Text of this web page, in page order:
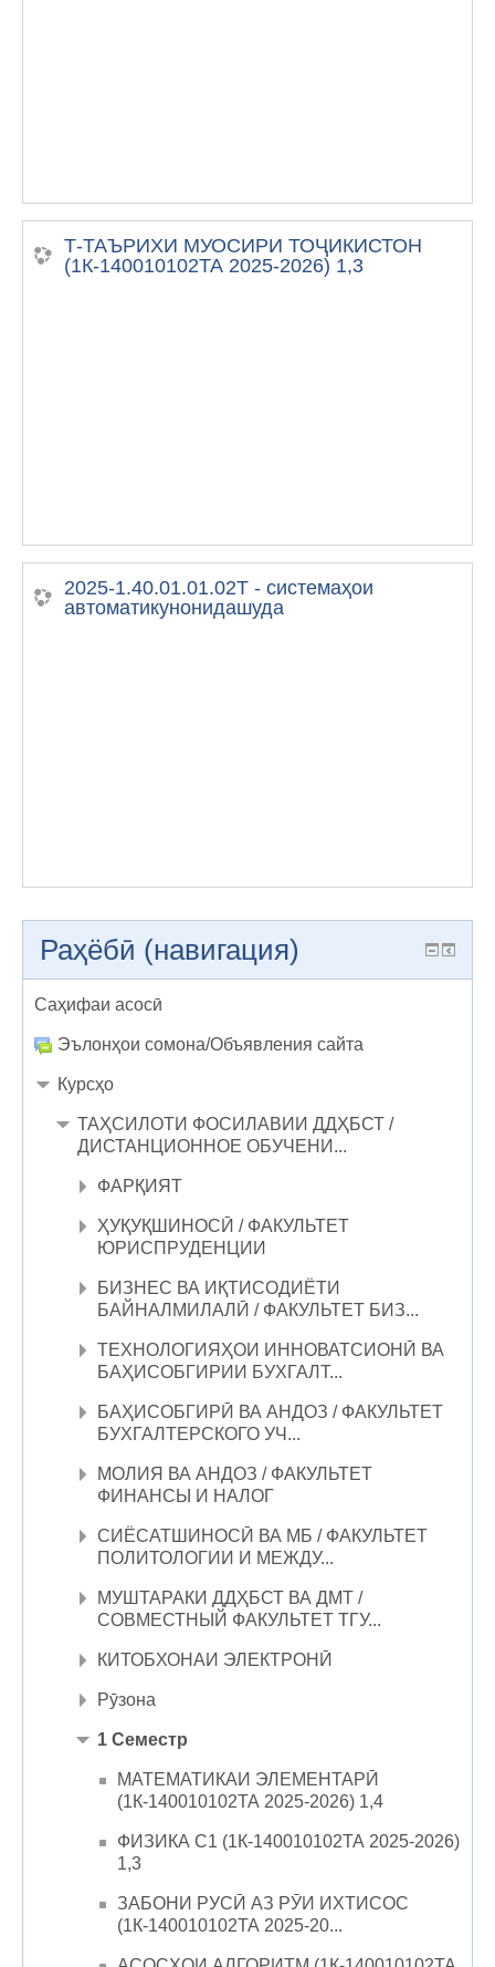
Т-ТАЪРИХИ МУОСИРИ ТОҶИКИСТОН
(1К-140010102ТА 2025-2026) 1,3
2025-1.40.01.01.02Т - системаҳои
автоматикунонидашуда
Раҳёбӣ (навигация)
Саҳифаи асосӣ
Эълонҳои сомона/Объявления сайта
Курсҳо
ТАҲСИЛОТИ ФОСИЛАВИИ ДДҲБСТ /
ДИСТАНЦИОННОЕ ОБУЧЕНИ...
ФАРҚИЯТ
ҲУҚУҚШИНОСӢ / ФАКУЛЬТЕТ
ЮРИСПРУДЕНЦИИ
БИЗНЕС ВА ИҚТИСОДИЁТИ
БАЙНАЛМИЛАЛӢ / ФАКУЛЬТЕТ БИЗ...
ТЕХНОЛОГИЯҲОИ ИННОВАТСИОНӢ ВА
БАҲИСОБГИРИИ БУХГАЛТ...
БАҲИСОБГИРӢ ВА АНДОЗ / ФАКУЛЬТЕТ
БУХГАЛТЕРСКОГО УЧ...
МОЛИЯ ВА АНДОЗ / ФАКУЛЬТЕТ
ФИНАНСЫ И НАЛОГ
СИЁСАТШИНОСӢ ВА МБ / ФАКУЛЬТЕТ
ПОЛИТОЛОГИИ И МЕЖДУ...
МУШТАРАКИ ДДҲБСТ ВА ДМТ /
СОВМЕСТНЫЙ ФАКУЛЬТЕТ ТГУ...
КИТОБХОНАИ ЭЛЕКТРОНӢ
Рӯзона
1 Семестр
МАТЕМАТИКАИ ЭЛЕМЕНТАРӢ
(1К-140010102ТА 2025-2026) 1,4
ФИЗИКА С1 (1К-140010102ТА 2025-2026)
1,3
ЗАБОНИ РУСӢ АЗ РӮИ ИХТИСОС
(1К-140010102ТА 2025-20...